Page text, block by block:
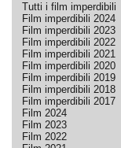
Tutti i film imperdibili
Film imperdibili 2024
Film imperdibili 2023
Film imperdibili 2022
Film imperdibili 2021
Film imperdibili 2020
Film imperdibili 2019
Film imperdibili 2018
Film imperdibili 2017
Film 2024
Film 2023
Film 2022